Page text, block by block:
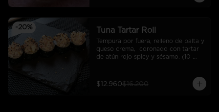
-20% Tuna Tartar Roll
Tempura por fuera, relleno de palta y
queso crema,  coronado con tartar
de atún rojo spicy y sésamo. (10
$12.960$16.200